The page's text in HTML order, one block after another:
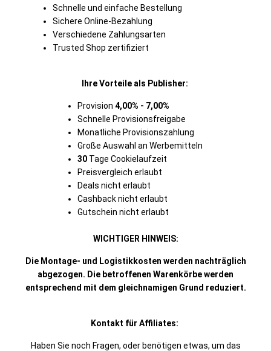
Schnelle und einfache Bestellung
Sichere Online-Bezahlung
Verschiedene Zahlungsarten
Trusted Shop zertifiziert
Ihre Vorteile als Publisher:
Provision 4,00% - 7,00%
Schnelle Provisionsfreigabe
Monatliche Provisionszahlung
Große Auswahl an Werbemitteln
30Tage Cookielaufzeit
Preisvergleich erlaubt
Deals nicht erlaubt
Cashback nicht erlaubt
Gutschein nicht erlaubt
WICHTIGER HINWEIS:
Die Montage- und Logistikkosten werden nachträglich
abgezogen. Die betroffenen Warenkörbe werden
entsprechend mit dem gleichnamigen Grund reduziert.
Kontakt für Affiliates:
Haben Sie noch Fragen, oder benötigen etwas, um das